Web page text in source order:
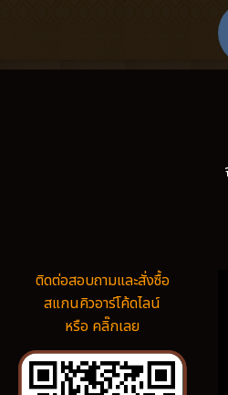
ติดต่อสอบถามและสั่งซื้อ
สแกนคิวอาร์โค้ดไลน์
หรือ คลิ๊กเลย